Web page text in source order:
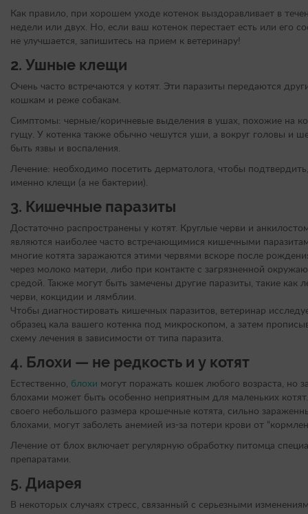
Как правило, при хорошем уходе котенок выздоравливает в
недели или двух. Но, если ваш котенок перестает есть или его
не улучшается, запишитесь на прием к ветеринару!
2. Ушные клещи
Очень часто встречаются у котят. Эти паразиты передаются
кошкам и реже собакам.
Симптомы: черные/коричневые выделения в ушах, похожие на
гущу. У котенка также обычно чешутся уши, а вокруг головы и
быть язвы и воспаления.
Лечение: необходимо посетить дерматолога, чтобы
именно клещи (а не бактерии).
3. Кишечные паразиты
Достаточно распространены у котят. Круглые черви и
являются наиболее часто встречающимися кишечными
многие котята заражаются этими червями вскоре после
через молоко матери, либо при контакте с загрязненной
средой. Также могут быть замечены другие паразиты, такие как
черви, кокцидии и лямблии.
Чтобы диагностировать кишечных паразитов, ветеринар
образец кала вашего котенка под микроскопом, а затем
схему лечения в зависимости от типа паразита.
4. Блохи — не редкость и у котят
Естественно, блохи могут поражать кошек любого возраста, но
блохами может быть особенно неприятным для маленьких
своего небольшого размера крошечные котята, сильно
блохами, могут заболеть анемией из-за потери крови от
Лечение от блох включает регулярную обработку питомца
препаратами.
5. Диарея
В некоторых случаях стресс, связанный с серьезными